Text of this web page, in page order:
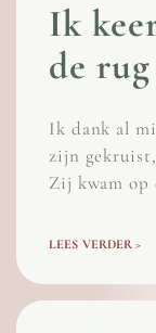
Ik
de
Ik dank al
zijn
Zij kwam op
LEES VERDER >